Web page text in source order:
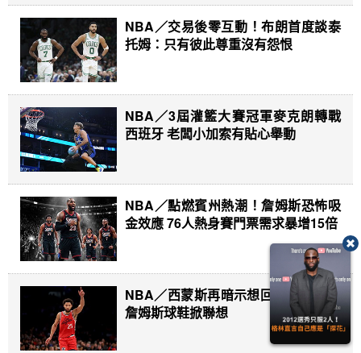
NBA／交易後零互動！布朗首度談泰
托姆：只有彼此尊重沒有怨恨
NBA／3屆灌籃大賽冠軍麥克朗轉戰
西班牙 老闆小加索有貼心舉動
NBA／點燃賓州熱潮！詹姆斯恐怖吸
金效應 76人熱身賽門票需求暴增15倍
NBA／西蒙斯再暗示想回76人？IG曬
詹姆斯球鞋掀聯想